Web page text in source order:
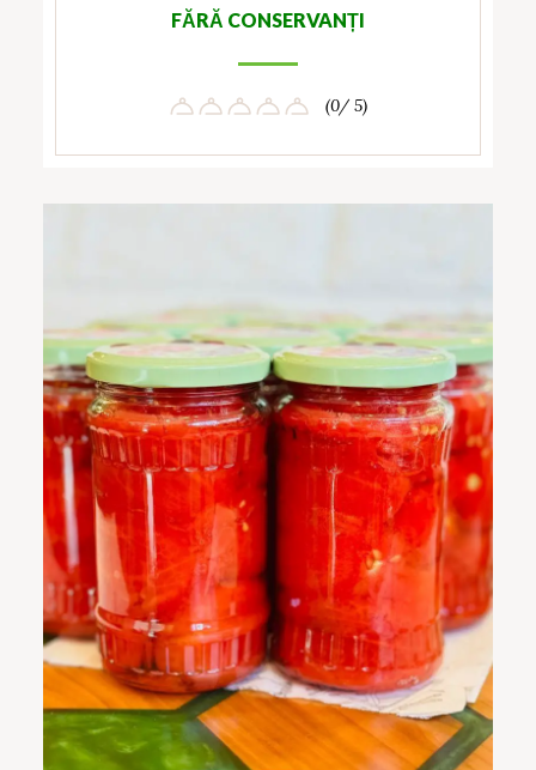
FĂRĂ CONSERVANȚI
(0/ 5)